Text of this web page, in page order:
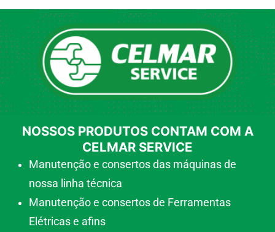
NOSSOS PRODUTOS CONTAM COM A
CELMAR SERVICE
Manutenção e consertos das máquinas de
nossa linha técnica
Manutenção e consertos de Ferramentas
Elétricas e afins